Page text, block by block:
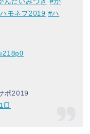
モネプ2019 #ハ
ポ2019
日